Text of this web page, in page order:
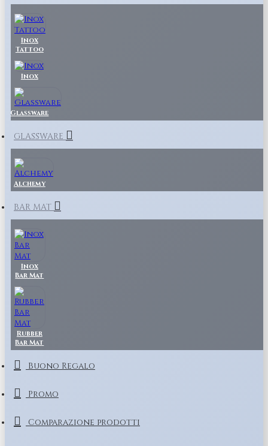
Inox
Tattoo
Inox
Glassware
GLASSWARE
Alchemy
BAR MAT
Inox
Bar Mat
Rubber
Bar Mat
Buono Regalo
Promo
Comparazione prodotti